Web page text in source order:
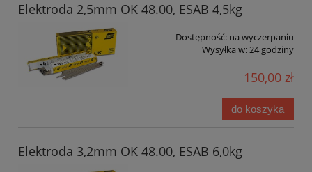
Elektroda 2,5mm OK 48.00, ESAB 4,5kg
Dostępność: na wyczerpaniu
Wysyłka w:24 godziny
150,00 zł
do koszyka
Elektroda 3,2mm OK 48.00, ESAB 6,0kg